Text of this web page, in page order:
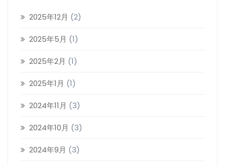
2025年12月 (2)
2025年5月 (1)
2025年2月 (1)
2025年1月 (1)
2024年11月 (3)
2024年10月 (3)
2024年9月 (3)